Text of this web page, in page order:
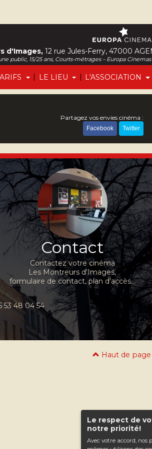
Le respect de
notre priorité!
Avec votre accord, nos
| LE LIEU | L'ASSOCIATION
d'Images, 12 rue Jules-Ferry, 47000
public, 15/25 ans, Courts-métrages – Europa Cinemas
Partagez vos envies cinéma :
Facebook Twitter
Contact
Contactez votre cinéma
Les Montreurs d'Images,
formulaire de contact, plan d'accès...
53 48 04 54
Haut de page